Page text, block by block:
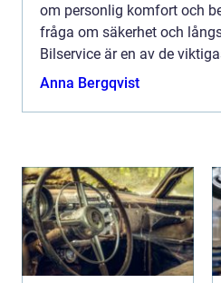
om personlig komfort och
fråga om säkerhet och
Bilservice är en av de
Anna Bergqvist